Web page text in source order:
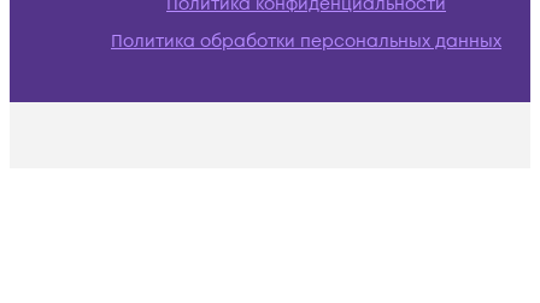
Политика обработки персональных данных